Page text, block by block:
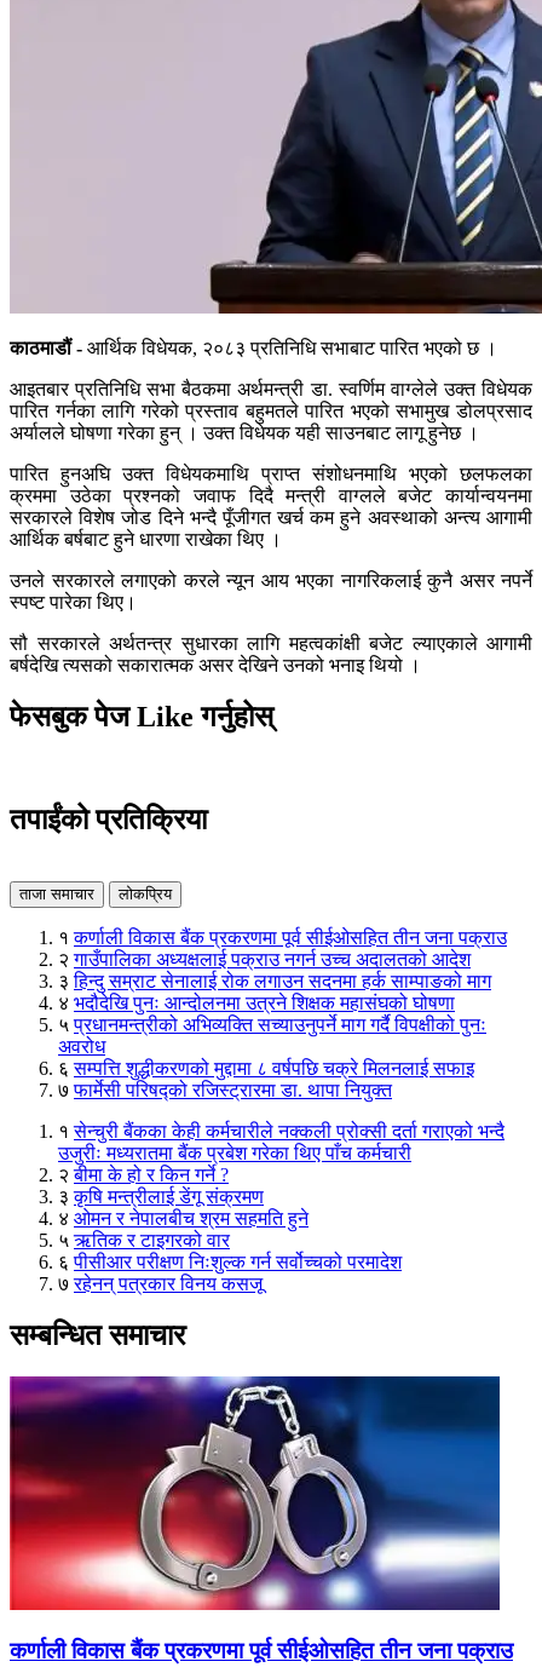
काठमाडौं - आर्थिक विधेयक, २०८३ प्रतिनिधि सभाबाट पारित भएको छ ।
आइतबार प्रतिनिधि सभा बैठकमा अर्थमन्त्री डा. स्वर्णिम वाग्लेले उक्त विधेयक
पारित गर्नका लागि गरेको प्रस्ताव बहुमतले पारित भएको सभामुख डोलप्रसाद
अर्यालले घोषणा गरेका हुन् । उक्त विधेयक यही साउनबाट लागू हुनेछ ।
पारित हुनअघि उक्त विधेयकमाथि प्राप्त संशोधनमाथि भएको छलफलका
क्रममा उठेका प्रश्नको जवाफ दिदै मन्त्री वाग्लले बजेट कार्यान्वयनमा
सरकारले विशेष जोड दिने भन्दै पूँजीगत खर्च कम हुने अवस्थाको अन्त्य आगामी
आर्थिक बर्षबाट हुने धारणा राखेका थिए ।
उनले सरकारले लगाएको करले न्यून आय भएका नागरिकलाई कुनै असर नपर्ने
स्पष्ट पारेका थिए।
सौ सरकारले अर्थतन्त्र सुधारका लागि महत्वकांक्षी बजेट ल्याएकाले आगामी
बर्षदेखि त्यसको सकारात्मक असर देखिने उनको भनाइ थियो ।
फेसबुक पेज Like गर्नुहोस्
तपाईंको प्रतिक्रिया
ताजा समाचार लोकप्रिय
१ कर्णाली विकास बैंक प्रकरणमा पूर्व सीईओसहित तीन जना पक्राउ
२ गाउँपालिका अध्यक्षलाई पक्राउ नगर्न उच्च अदालतको आदेश
३ हिन्दु सम्राट सेनालाई रोक लगाउन सदनमा हर्क साम्पाङको माग
४ भदौदेखि पुनः आन्दोलनमा उत्रने शिक्षक महासंघको घोषणा
५ प्रधानमन्त्रीको अभिव्यक्ति सच्याउनुपर्ने माग गर्दै विपक्षीको पुनः
अवरोध
६ सम्पत्ति शुद्धीकरणको मुद्दामा ८ वर्षपछि चक्रे मिलनलाई सफाइ
७ फार्मेसी परिषद्को रजिस्ट्रारमा डा. थापा नियुक्त
१ सेन्चुरी बैंकका केही कर्मचारीले नक्कली प्रोक्सी दर्ता गराएको भन्दै
उजुरीः मध्यरातमा बैंक प्रबेश गरेका थिए पाँच कर्मचारी
२ बीमा के हो र किन गर्ने ?
३ कृषि मन्त्रीलाई डेंगू संक्रमण
४ ओमन र नेपालबीच श्रम सहमति हुने
५ ऋतिक र टाइगरको वार
६ पीसीआर परीक्षण निःशुल्क गर्न सर्वोच्चको परमादेश
७ रहेनन् पत्रकार विनय कसजू
सम्बन्धित समाचार
कर्णाली विकास बैंक प्रकरणमा पूर्व सीईओसहित तीन जना पक्राउ